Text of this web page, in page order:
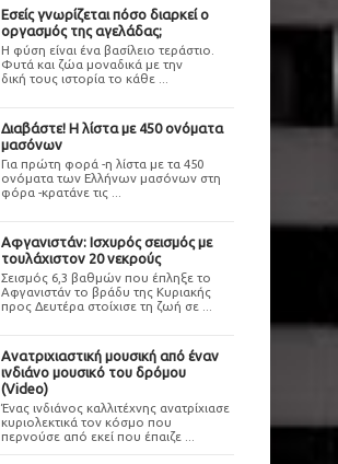
Εσείς γνωρίζεται πόσο διαρκεί ο
οργασμός της αγελάδας;
Η φύση είναι ένα βασίλειο τεράστιο.
Φυτά και ζώα μοναδικά με την
δική τους ιστορία το κάθε ...
Διαβάστε! Η λίστα με 450 ονόματα
μασόνων
Για πρώτη φορά -η λίστα με τα 450
ονόματα των Ελλήνων μασόνων στη
φόρα -κρατάνε τις ...
Αφγανιστάν: Ισχυρός σεισμός με
τουλάχιστον 20 νεκρούς
Σεισμός 6,3 βαθμών που έπληξε το
Αφγανιστάν το βράδυ της Κυριακής
προς Δευτέρα στοίχισε τη ζωή σε ...
Ανατριχιαστική μουσική από έναν
ινδιάνο μουσικό του δρόμου
(Video)
Ένας ινδιάνος καλλιτέχνης ανατρίχιασε
κυριολεκτικά τον κόσμο που
περνούσε από εκεί που έπαιζε ...